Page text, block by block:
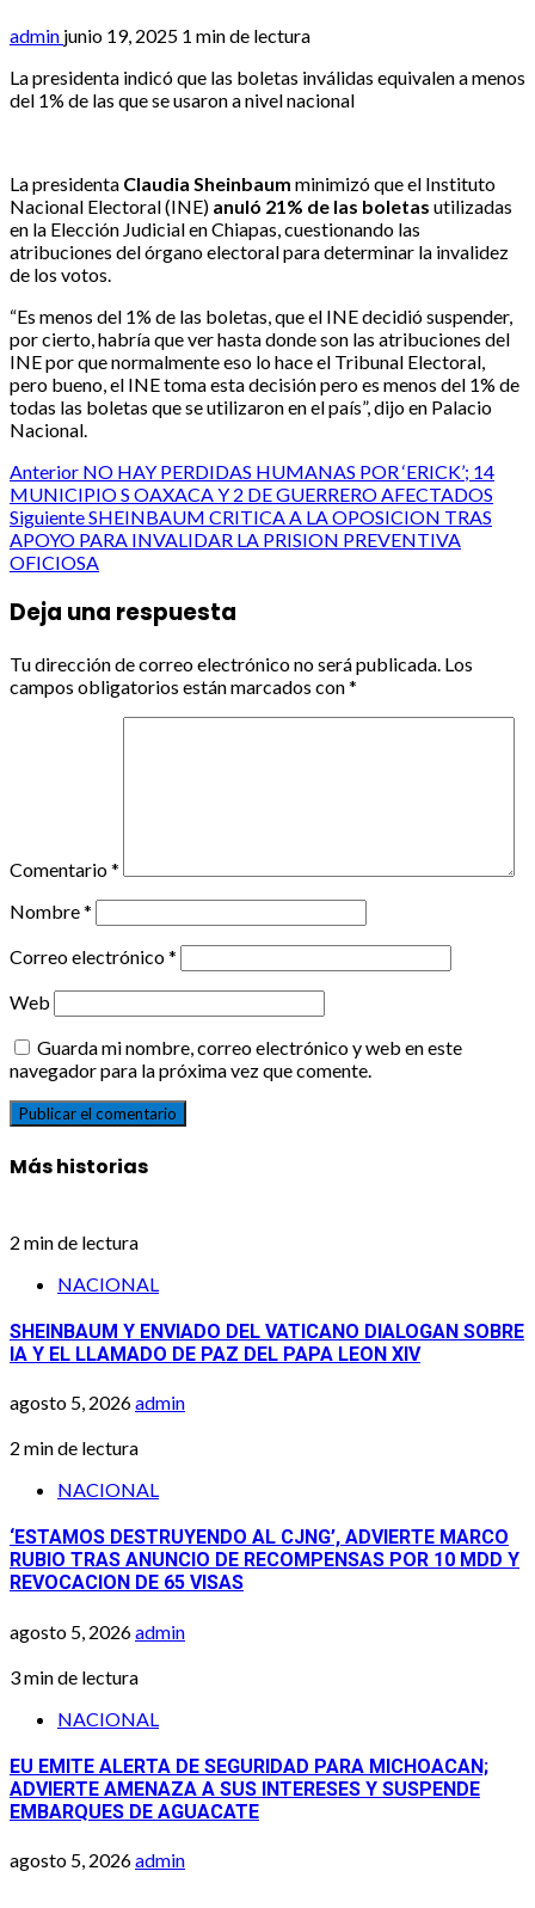
admin junio 19, 2025 1 min de lectura
La presidenta indicó que las boletas inválidas equivalen a menos
del 1% de las que se usaron a nivel nacional
La presidenta Claudia Sheinbaum minimizó que el Instituto
Nacional Electoral (INE) anuló 21% de las boletas utilizadas
en la Elección Judicial en Chiapas, cuestionando las
atribuciones del órgano electoral para determinar la invalidez
de los votos.
“Es menos del 1% de las boletas, que el INE decidió suspender,
por cierto, habría que ver hasta donde son las atribuciones del
INE por que normalmente eso lo hace el Tribunal Electoral,
pero bueno, el INE toma esta decisión pero es menos del 1% de
todas las boletas que se utilizaron en el país”, dijo en Palacio
Nacional.
Post
navigation
Anterior NO HAY PERDIDAS HUMANAS POR ‘ERICK’; 14
MUNICIPIO S OAXACA Y 2 DE GUERRERO AFECTADOS
SiguienteSHEINBAUM CRITICA A LA OPOSICION TRAS
APOYO PARA INVALIDAR LA PRISION PREVENTIVA
OFICIOSA
Deja una respuesta
Tu dirección de correo electrónico no será publicada. Los
campos obligatorios están marcados con*
Comentario*
Nombre*
Correo electrónico*
Web
Guarda mi nombre, correo electrónico y web en este
navegador para la próxima vez que comente.
Más historias
2 min de lectura
NACIONAL
SHEINBAUM Y ENVIADO DEL VATICANO DIALOGAN SOBRE
IA Y EL LLAMADO DE PAZ DEL PAPA LEON XIV
agosto 5, 2026admin
2 min de lectura
NACIONAL
‘ESTAMOS DESTRUYENDO AL CJNG’, ADVIERTE MARCO
RUBIO TRAS ANUNCIO DE RECOMPENSAS POR 10 MDD Y
REVOCACION DE 65 VISAS
agosto 5, 2026admin
3 min de lectura
NACIONAL
EU EMITE ALERTA DE SEGURIDAD PARA MICHOACAN;
ADVIERTE AMENAZA A SUS INTERESES Y SUSPENDE
EMBARQUES DE AGUACATE
agosto 5, 2026admin